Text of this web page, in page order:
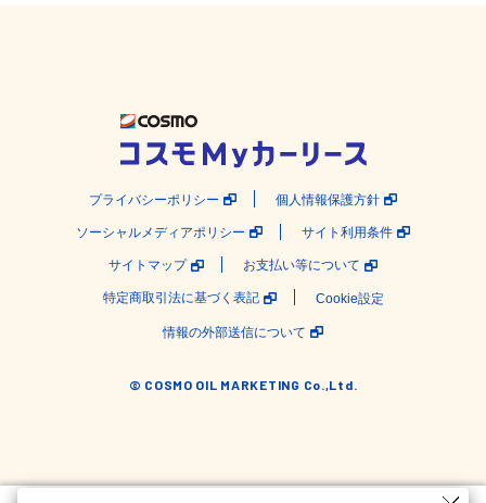
プライバシーポリシー 個人情報保護方針
ソーシャルメディアポリシー サイト利用条件
サイトマップ お支払い等について
特定商取引法に基づく表記 Cookie設定
情報の外部送信について
© COSMO OIL MARKETING Co.,Ltd.